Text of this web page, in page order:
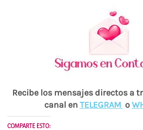
Recibe los mensajes directos a
canal en TELEGRAM o
COMPARTE ESTO: